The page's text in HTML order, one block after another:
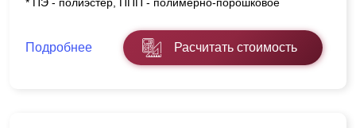
Подробнее Расчитать стоимость